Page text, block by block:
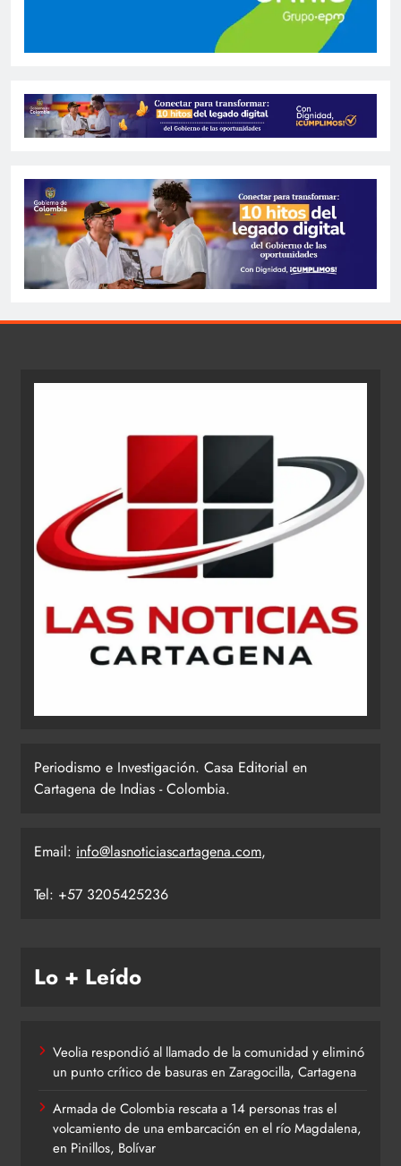
Periodismo e Investigación. Casa Editorial en
Cartagena de Indias - Colombia.
Email: info@lasnoticiascartagena.com,
Tel: +57 3205425236
Lo + Leído
Veolia respondió al llamado de la comunidad y eliminó
un punto crítico de basuras en Zaragocilla, Cartagena
Armada de Colombia rescata a 14 personas tras el
volcamiento de una embarcación en el río Magdalena,
en Pinillos, Bolívar